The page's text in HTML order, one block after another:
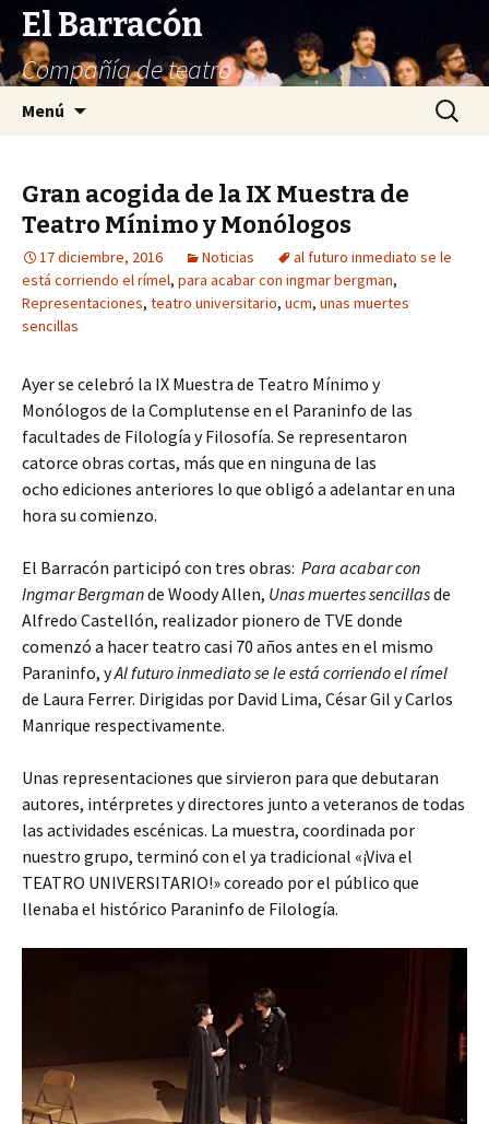
El Barracón
Compañía de teatro
Menú Buscar:
Gran acogida de la IX Muestra de
Teatro Mínimo y Monólogos
17 diciembre, 2016 Noticias
al futuro inmediato se le
está corriendo el rímel, para acabar con ingmar bergman,
Representaciones, teatro universitario, ucm, unas muertes
sencillas
Ayer se celebró la IX Muestra de Teatro Mínimo y
Monólogos de la Complutense en el Paraninfo de las
facultades de Filología y Filosofía. Se representaron
catorce obras cortas, más que en ninguna de las
ocho ediciones anteriores lo que obligó a adelantar en una
hora su comienzo.
El Barracón participó con tres obras: Para acabar con
Ingmar Bergmande Woody Allen, Unas muertes sencillasde
Alfredo Castellón, realizador pionero de TVE donde
comenzó a hacer teatro casi 70 años antes en el mismo
Paraninfo, yAl futuro inmediato se le está corriendo el rímel
de Laura Ferrer. Dirigidas por David Lima, César Gil y Carlos
Manrique respectivamente.
Unas representaciones que sirvieron para que debutaran
autores, intérpretes y directores junto a veteranos de todas
las actividades escénicas. La muestra, coordinada por
nuestro grupo, terminó con el ya tradicional «¡Viva el
TEATRO UNIVERSITARIO!» coreado por el público que
llenaba el histórico Paraninfo de Filología.